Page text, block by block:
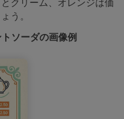
クリーム、オレンジは価
う。
ソーダの画像例